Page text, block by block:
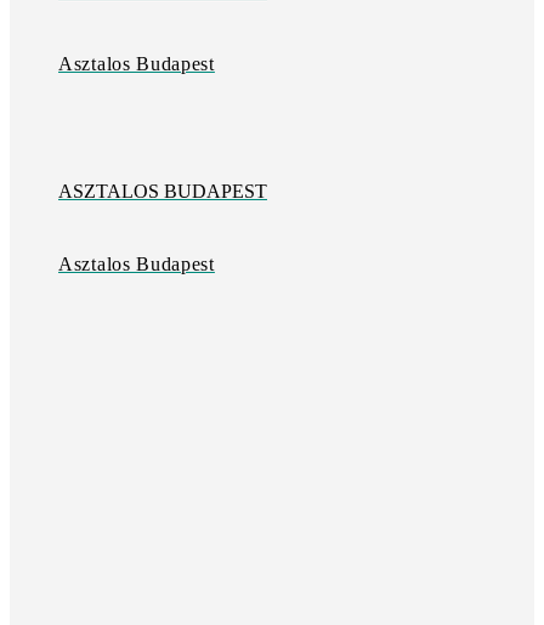
Asztalos Budapest
ASZTALOS BUDAPEST
Asztalos Budapest